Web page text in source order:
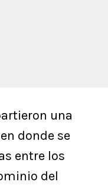
una
donde se
entre los
del